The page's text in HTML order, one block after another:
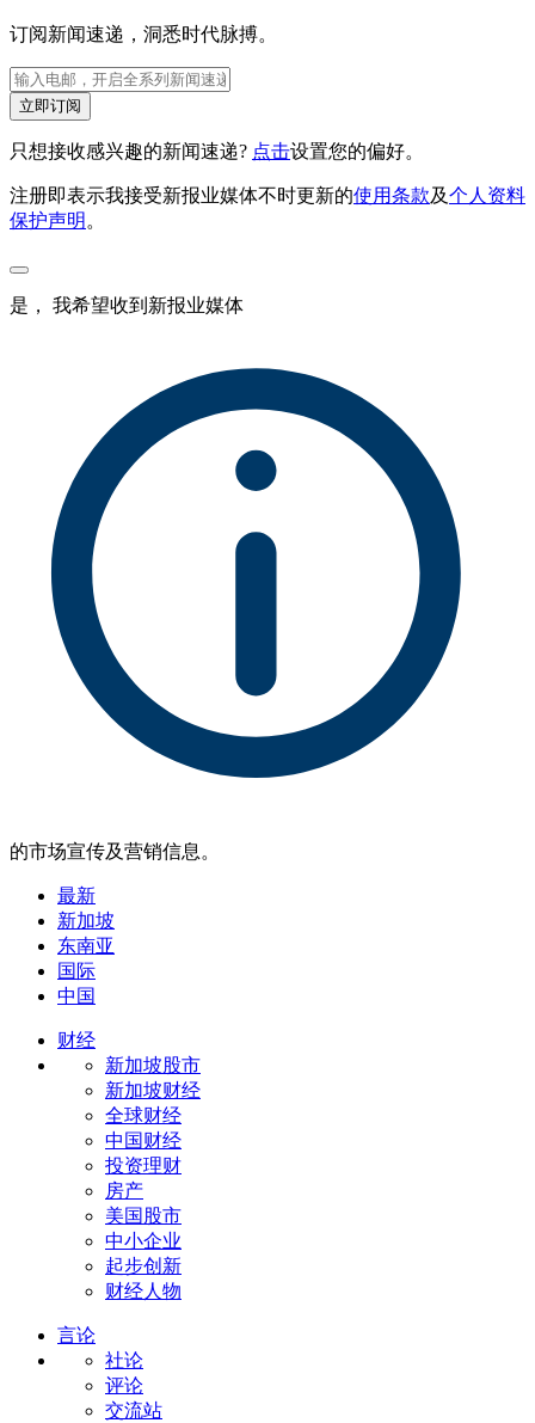
订阅新闻速递，洞悉时代脉搏。
立即订阅
只想接收感兴趣的新闻速递? 点击设置您的偏好。
注册即表示我接受新报业媒体不时更新的使用条款及个人资料
保护声明 。
是， 我希望收到新报业媒体
的市场宣传及营销信息。
最新
新加坡
东南亚
国际
中国
财经
新加坡股市
新加坡财经
全球财经
中国财经
投资理财
房产
美国股市
中小企业
起步创新
财经人物
言论
社论
评论
交流站